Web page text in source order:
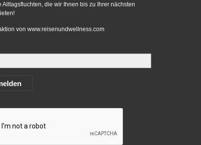
Alltagsfluchten, die wir Ihnen bis zu Ihrer nächsten
von www.reisenundwellness.com